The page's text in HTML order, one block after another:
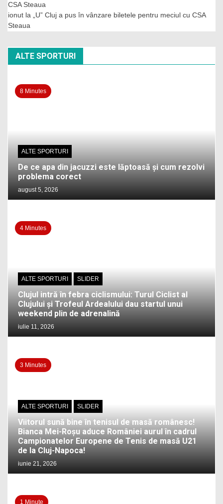
CSA Steaua
ionut la
„U” Cluj a pus în vânzare biletele pentru meciul cu CSA
Steaua
ALTE SPORTURI
8 Minutes
ALTE SPORTURI
De ce apa din jacuzzi este lăptoasă și cum rezolvi
problema corect
august 5, 2026
4 Minutes
ALTE SPORTURI SLIDER
Clujul intră în febra ciclismului: Turul Ciclist al
Clujului și Trofeul Ardealului dau startul unui
weekend plin de adrenalină
iulie 11, 2026
3 Minutes
ALTE SPORTURI SLIDER
Viitorul sună bine în tenisul de masă românesc!
Bianca Mei-Roșu aduce României aurul în cadrul
Campionatelor Europene de Tenis de masă U21
de la Cluj-Napoca!
iunie 21, 2026
1 Minute